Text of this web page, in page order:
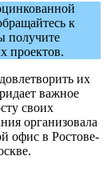
к
проектов.
их
важное
своих
организовала
офис в Ростове-